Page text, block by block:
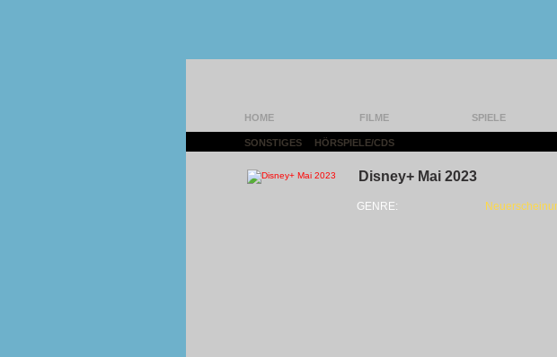
HOME FILME SPIELE
SONSTIGES HÖRSPIELE/CDS
Disney+ Mai 2023
GENRE: